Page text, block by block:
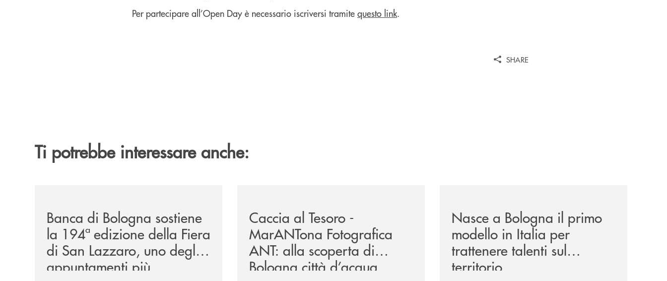
Per partecipare all’Open Day è necessario iscriversi tramite questo link.
SHARE
Ti potrebbe interessare anche:
Banca di Bologna sostiene
la 194ª edizione della Fiera
di San Lazzaro, uno degli
appuntamenti più
Caccia al Tesoro -
MarANTona Fotografica
ANT: alla scoperta di
Bologna città d’acqua
Nasce a Bologna il primo
modello in Italia per
trattenere talenti sul
territorio